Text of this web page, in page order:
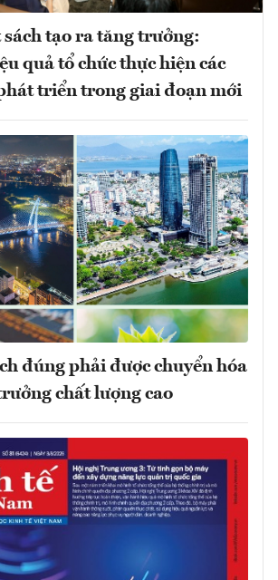
tạo ra tăng trưởng:
quả tổ chức thực hiện các
triển trong giai đoạn mới
đúng phải được chuyển hóa
chất lượng cao